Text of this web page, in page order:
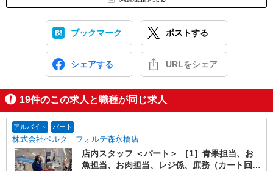
ブックマーク ポストする
シェアする URLをシェア
19件のこの求人と職種が同じ求人
アルバイト パート
株式会社ベルク フォルテ森永橋店
店内スタッフ ＜パート＞ ［1］青果担当、お
魚担当、お肉担当、レジ係、庶務（カート回